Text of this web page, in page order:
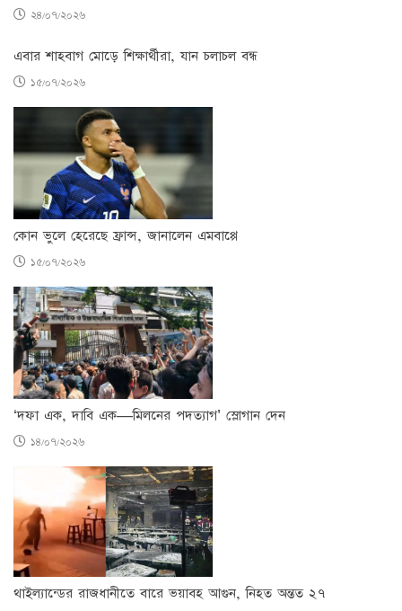
২৪/০৭/২০২৬
এবার শাহবাগ মোড়ে শিক্ষার্থীরা, যান চলাচল বন্ধ
১৫/০৭/২০২৬
কোন ভুলে হেরেছে ফ্রান্স, জানালেন এমবাপ্পে
১৫/০৭/২০২৬
‘দফা এক, দাবি এক—মিলনের পদত্যাগ’ স্লোগান দেন
১৪/০৭/২০২৬
থাইল্যান্ডের রাজধানীতে বারে ভয়াবহ আগুন, নিহত অন্তত ২৭